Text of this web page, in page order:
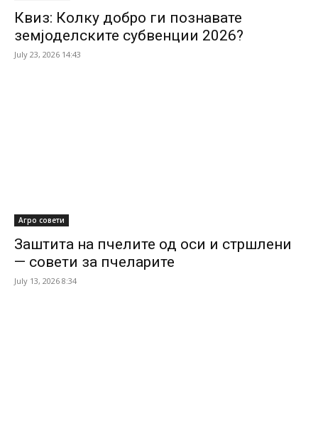
Квиз: Колку добро ги познавате
земјоделските субвенции 2026?
July 23, 2026 14:43
Агро совети
Заштита на пчелите од оси и стршлени
— совети за пчеларите
July 13, 2026 8:34